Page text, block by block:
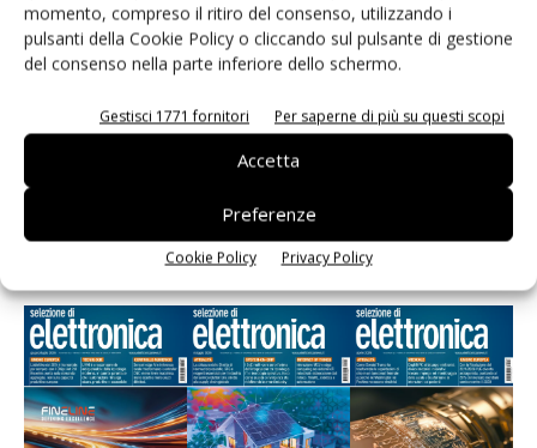
momento, compreso il ritiro del consenso, utilizzando i
pulsanti della Cookie Policy o cliccando sul pulsante di gestione
del consenso nella parte inferiore dello schermo.
Gestisci 1771 fornitori Per saperne di più su questi scopi
Accetta
Preferenze
Cookie Policy Privacy Policy
Salva il mio nome, email e sito web in questo browser per i
prossimi commenti.
Selezione di elettronica